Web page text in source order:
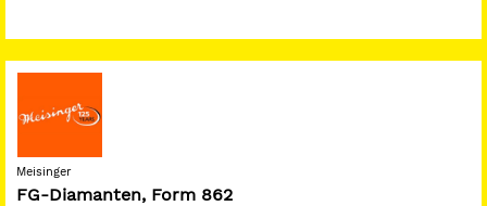
Meisinger
FG-Diamanten, Form 862